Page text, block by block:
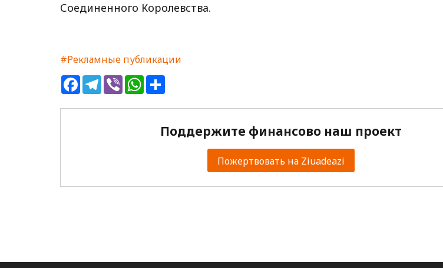
Соединенного Королевства.
#Рекламные публикации
FacebookTelegram
ViberWhatsApp
Поддержите финансово наш проект
Пожертвовать на Ziuadeazi